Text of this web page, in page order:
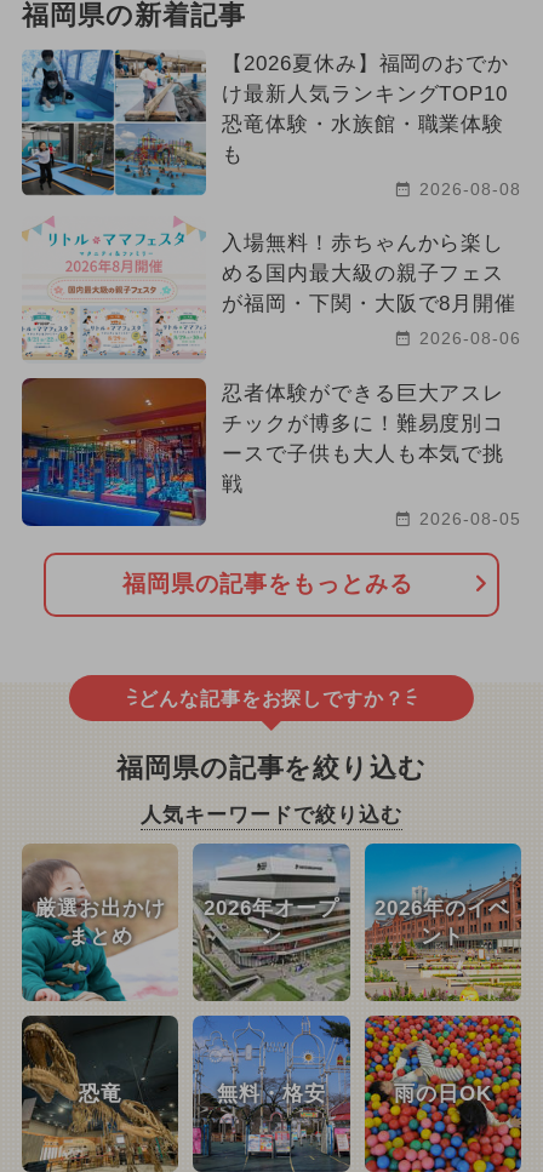
福岡県の新着記事
【2026夏休み】福岡のおでか
け最新人気ランキングTOP10
恐竜体験・水族館・職業体験
も
2026-08-08
入場無料！赤ちゃんから楽し
める国内最大級の親子フェス
が福岡・下関・大阪で8月開催
2026-08-06
忍者体験ができる巨大アスレ
チックが博多に！難易度別コ
ースで子供も大人も本気で挑
戦
2026-08-05
福岡県の記事をもっとみる
どんな記事をお探しですか？
福岡県の記事を絞り込む
人気キーワードで絞り込む
厳選お出かけ
まとめ
2026年オープ
ン
2026年のイベ
ント
恐竜 無料・格安 雨の日OK